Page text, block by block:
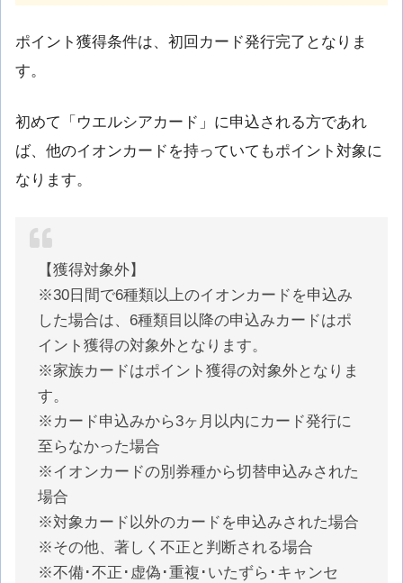
ポイント獲得条件は、初回カード発行完了となりま
す。
初めて「ウエルシアカード」に申込される方であれ
ば、他のイオンカードを持っていてもポイント対象に
なります。
【獲得対象外】
※30日間で6種類以上のイオンカードを申込み
した場合は、6種類目以降の申込みカードはポ
イント獲得の対象外となります。
※家族カードはポイント獲得の対象外となりま
す。
※カード申込みから3ヶ月以内にカード発行に
至らなかった場合
※イオンカードの別券種から切替申込みされた
場合
※対象カード以外のカードを申込みされた場合
※その他、著しく不正と判断される場合
※不備･不正･虚偽･重複･いたずら･キャンセ